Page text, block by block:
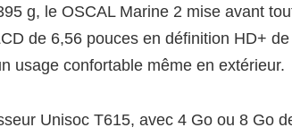
g, le OSCAL Marine 2 mise avant
de 6,56 pouces en définition HD+
usage confortable même en extérieur.
Unisoc T615, avec 4 Go ou 8 Go